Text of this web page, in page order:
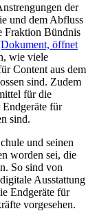
der
und dem Abfluss
Fraktion Bündnis
öffnet
wie viele
Content aus dem
sind. Zudem
für die
für
sind.
und seinen
worden sei, die
So sind von
Ausstattung
Endgeräte für
vorgesehen.